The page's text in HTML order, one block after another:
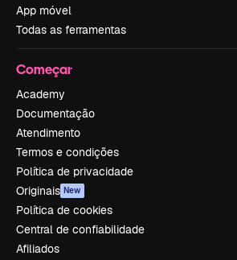
App móvel
Todas as ferramentas
Começar
Academy
Documentação
Atendimento
Termos e condições
Política de privacidade
Originais New
Política de cookies
Central de confiabilidade
Afiliados